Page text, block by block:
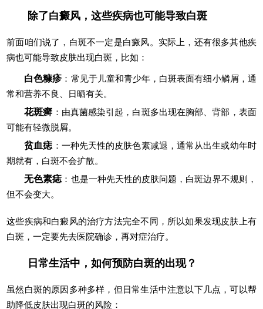
除了白癜风，这些疾病也可能导致白斑
前面咱们说了，白斑不一定是白癜风。实际上，还有很多其他疾
病也可能导致皮肤出现白斑，比如：
白色糠疹：常见于儿童和青少年，白斑表面有细小鳞屑，通
常和营养不良、日晒有关。
花斑癣 ：由真菌感染引起，白斑多出现在胸部、背部，表面
可能有轻微脱屑。
贫血痣 ：一种先天性的皮肤色素减退，通常从出生或幼年时
期就有，白斑不会扩散。
无色素痣 ：也是一种先天性的皮肤问题，白斑边界不规则，
但不会变大。
这些疾病和白癜风的治疗方法完全不同，所以如果发现皮肤上有
白斑，一定要先去医院确诊，再对症治疗。
日常生活中，如何预防白斑的出现？
虽然白斑的原因多种多样，但日常生活中注意以下几点，可以帮
助降低皮肤出现白斑的风险：